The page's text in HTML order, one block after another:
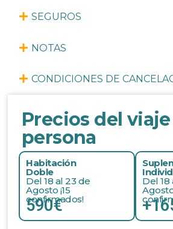
SEGUROS
NOTAS
CONDICIONES DE
Precios del
persona
Habitación
Doble
Del 18 al 23 de
Agosto ¡15
confirmados!
590€
Del 18
Agosto